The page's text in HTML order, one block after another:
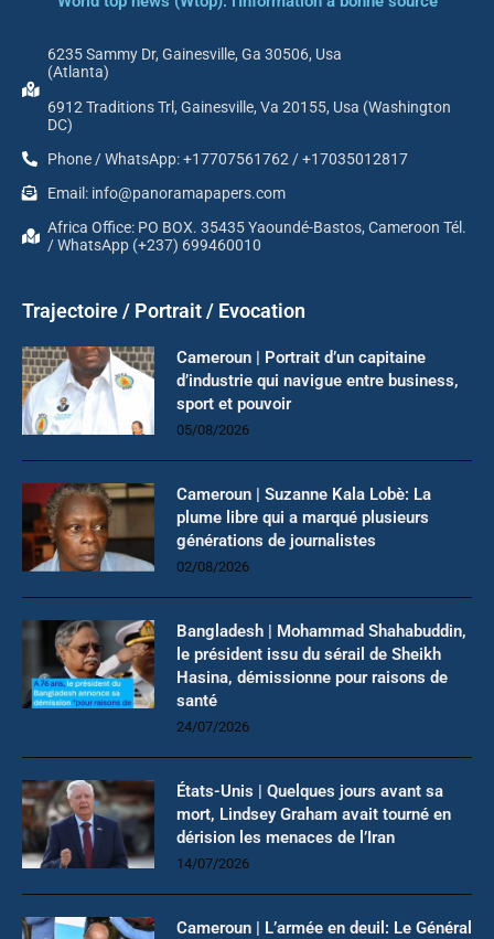
6235 Sammy Dr, Gainesville, Ga 30506, Usa
(Atlanta)
6912 Traditions Trl, Gainesville, Va 20155, Usa (Washington
DC)
Phone / WhatsApp: +17707561762 / +17035012817
Email: info@panoramapapers.com
Africa Office: PO BOX. 35435 Yaoundé-Bastos, Cameroon Tél.
/ WhatsApp (+237) 699460010
Trajectoire / Portrait / Evocation
Cameroun | Portrait d’un capitaine
d’industrie qui navigue entre business,
sport et pouvoir
05/08/2026
Cameroun | Suzanne Kala Lobè: La
plume libre qui a marqué plusieurs
générations de journalistes
02/08/2026
Bangladesh | Mohammad Shahabuddin,
le président issu du sérail de Sheikh
Hasina, démissionne pour raisons de
santé
24/07/2026
États-Unis | Quelques jours avant sa
mort, Lindsey Graham avait tourné en
dérision les menaces de l’Iran
14/07/2026
Cameroun | L’armée en deuil: Le Général